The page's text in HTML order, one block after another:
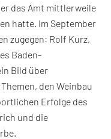
das Amt mittlerweile
hatte. Im September
zugegen: Rolf Kurz,
Baden-
Bild über
den Weinbau
Erfolge des
und die